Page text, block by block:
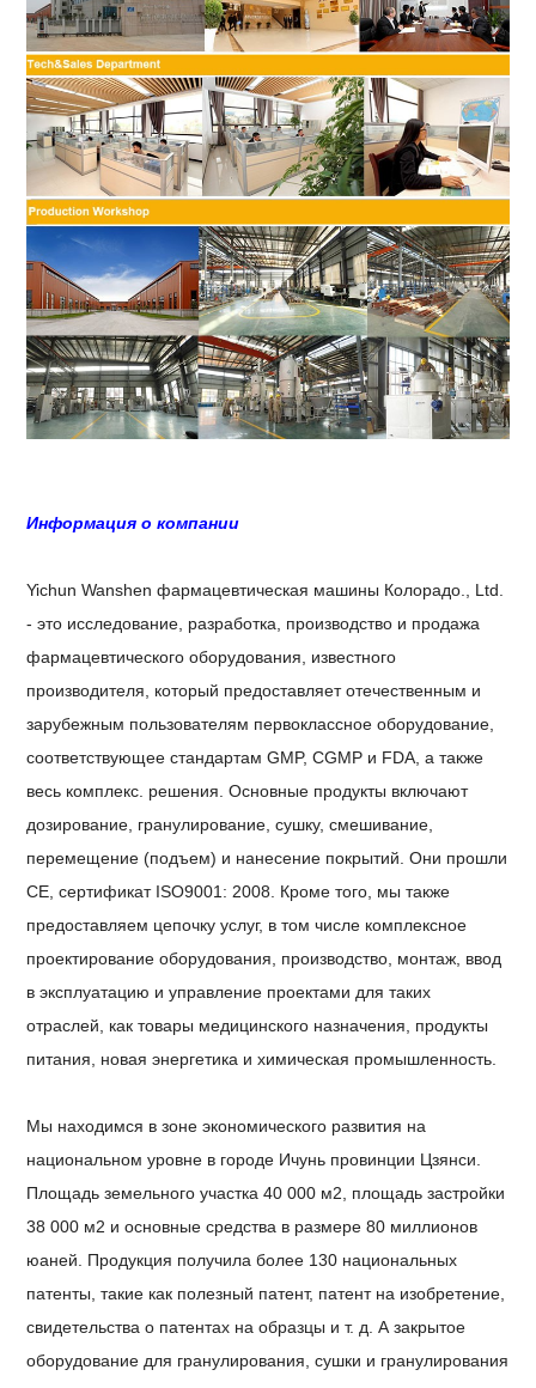
Информация о компании
Yichun Wanshen фармацевтическая машины Колорадо., Ltd.
- это исследование, разработка, производство и продажа
фармацевтического оборудования, известного
производителя, который предоставляет отечественным и
зарубежным пользователям первоклассное оборудование,
соответствующее стандартам GMP, CGMP и FDA, а также
весь комплекс. решения. Основные продукты включают
дозирование, гранулирование, сушку, смешивание,
перемещение (подъем) и нанесение покрытий. Они прошли
CE, сертификат ISO9001: 2008. Кроме того, мы также
предоставляем цепочку услуг, в том числе комплексное
проектирование оборудования, производство, монтаж, ввод
в эксплуатацию и управление проектами для таких
отраслей, как товары медицинского назначения, продукты
питания, новая энергетика и химическая промышленность.
Мы находимся в зоне экономического развития на
национальном уровне в городе Ичунь провинции Цзянси.
Площадь земельного участка 40 000 м2, площадь застройки
38 000 м2 и основные средства в размере 80 миллионов
юаней. Продукция получила более 130 национальных
патенты, такие как полезный патент, патент на изобретение,
свидетельства о патентах на образцы и т. д. А закрытое
оборудование для гранулирования, сушки и гранулирования